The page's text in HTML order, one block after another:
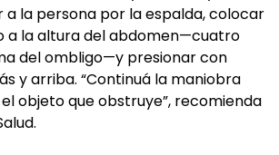
a la persona por la espalda, colocar
a la altura del abdomen—cuatro
del ombligo—y presionar con
y arriba. “Continuá la maniobra
objeto que obstruye”, recomienda